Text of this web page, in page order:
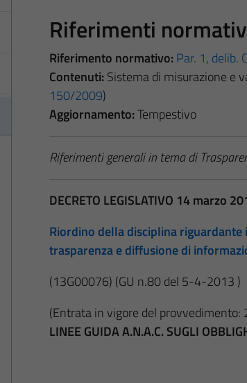
Riferimenti
Riferimento normativo: Par. 1, delib.
Contenuti: Sistema di misurazione e
150/2009)
Aggiornamento:Tempestivo
Riferimenti generali in tema di
DECRETO LEGISLATIVO 14 marzo
Riordino della disciplina riguardante
trasparenza e diffusione di
(13G00076) (GU n.80 del 5-4-2013 )
(Entrata in vigore del
LINEE GUIDA A.N.A.C. SUGLI